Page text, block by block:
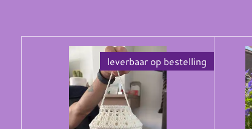
leverbaar op bestelling